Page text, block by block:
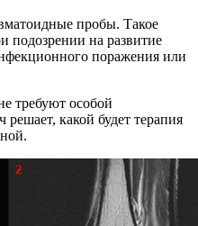
пробы. Такое
подозрении на развитие
поражения или
требуют особой
какой будет терапия